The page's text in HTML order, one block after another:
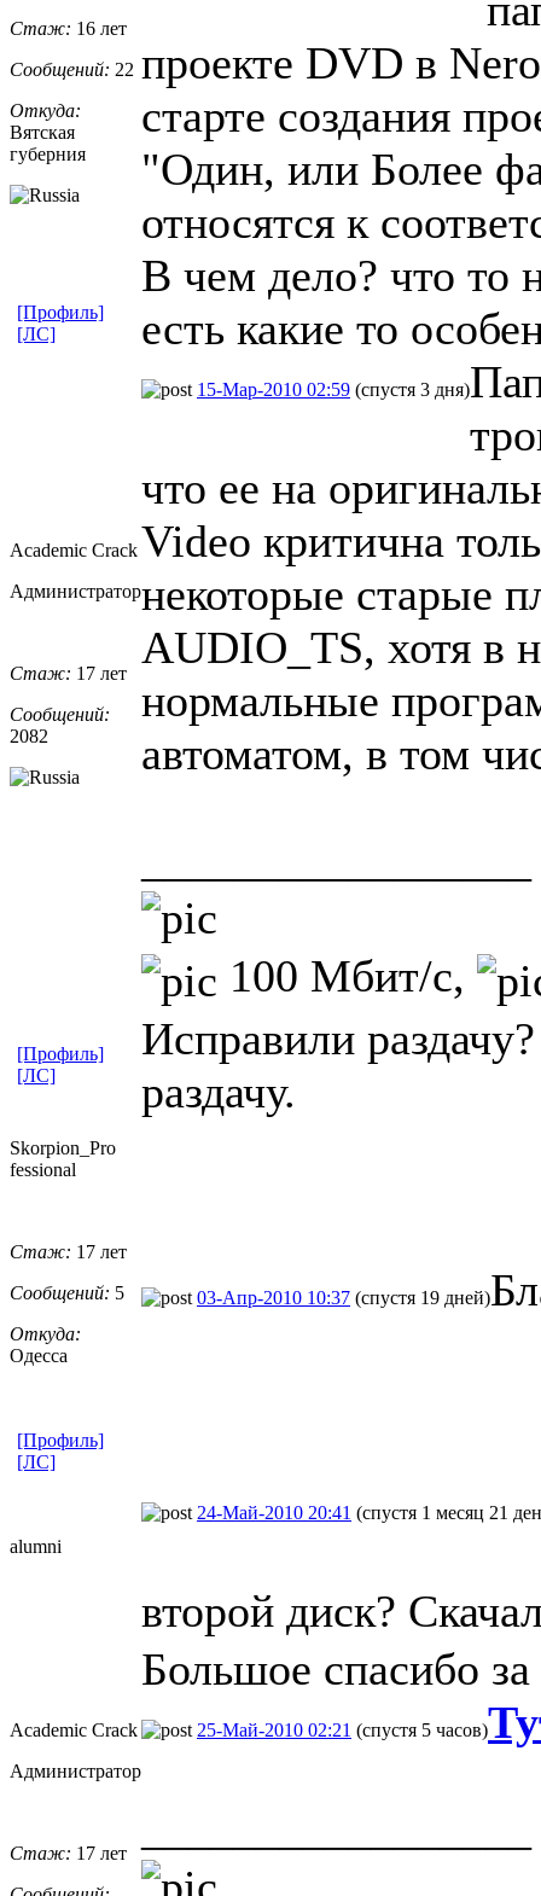
Стаж: 16 лет
Сообщений: 22
Откуда:
Вятская
губерния
проекте DVD в
старте создания
"Один, или Более
относятся к
В чем дело? что то
есть какие то
[Профиль]
[ЛС]
Academic Crack
Администратор
Стаж: 17 лет
Сообщений:
2082
15-Мар-2010 02:59 (спустя 3 дня)
что ее на
Video критична
некоторые старые
AUDIO_TS, хотя в
нормальные
автоматом, в том
100 Мбит/с,
Исправили
раздачу.
[Профиль]
[ЛС]
Skorpion_Pro
fessional
Стаж: 17 лет
Сообщений: 5
Откуда:
Одесса
03-Апр-2010 10:37 (спустя 19 дней)
[Профиль]
[ЛС]
alumni
24-Май-2010 20:41 (спустя 1 месяц 21
второй диск?
Большое спасибо
Academic Crack
Администратор
Стаж: 17 лет
25-Май-2010 02:21 (спустя 5 часов)